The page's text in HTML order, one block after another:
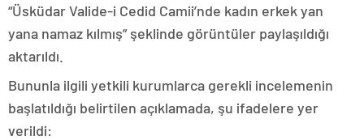
“Üsküdar Valide-i Cedid Camii’nde kadın erkek yan
yana namaz kılmış” şeklinde görüntüler paylaşıldığı
aktarıldı.
Bununla ilgili yetkili kurumlarca gerekli incelemenin
başlatıldığı belirtilen açıklamada, şu ifadelere yer
verildi: